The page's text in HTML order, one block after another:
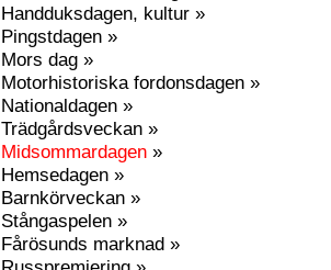
Handduksdagen, kultur »
Pingstdagen »
Mors dag »
Motorhistoriska fordonsdagen »
Nationaldagen »
Trädgårdsveckan »
Midsommardagen »
Hemsedagen »
Barnkörveckan »
Stångaspelen »
Fårösunds marknad »